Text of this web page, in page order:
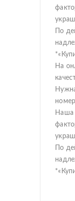
По
На
Наша
По